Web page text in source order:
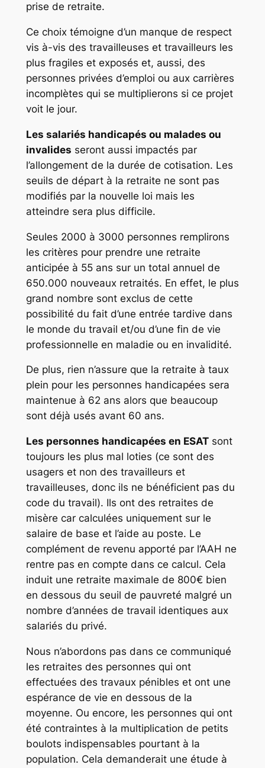
prise de retraite.
Ce choix témoigne d’un manque de respect
vis à-vis des travailleuses et travailleurs les
plus fragiles et exposés et, aussi, des
personnes privées d’emploi ou aux carrières
incomplètes qui se multiplierons si ce projet
voit le jour.
Les salariés handicapés ou malades ou
invalides seront aussi impactés par
l’allongement de la durée de cotisation. Les
seuils de départ à la retraite ne sont pas
modifiés par la nouvelle loi mais les
atteindre sera plus difficile.
Seules 2000 à 3000 personnes remplirons
les critères pour prendre une retraite
anticipée à 55 ans sur un total annuel de
650.000 nouveaux retraités. En effet, le plus
grand nombre sont exclus de cette
possibilité du fait d’une entrée tardive dans
le monde du travail et/ou d’une fin de vie
professionnelle en maladie ou en invalidité.
De plus, rien n’assure que la retraite à taux
plein pour les personnes handicapées sera
maintenue à 62 ans alors que beaucoup
sont déjà usés avant 60 ans.
Les personnes handicapées en ESATsont
toujours les plus mal loties (ce sont des
usagers et non des travailleurs et
travailleuses, donc ils ne bénéficient pas du
code du travail). Ils ont des retraites de
misère car calculées uniquement sur le
salaire de base et l’aide au poste. Le
complément de revenu apporté par l’AAH ne
rentre pas en compte dans ce calcul. Cela
induit une retraite maximale de 800€ bien
en dessous du seuil de pauvreté malgré un
nombre d’années de travail identiques aux
salariés du privé.
Nous n’abordons pas dans ce communiqué
les retraites des personnes qui ont
effectuées des travaux pénibles et ont une
espérance de vie en dessous de la
moyenne. Ou encore, les personnes qui ont
été contraintes à la multiplication de petits
boulots indispensables pourtant à la
population. Cela demanderait une étude à